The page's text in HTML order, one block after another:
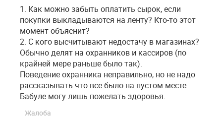
1. Как можно забыть оплатить сырок, если
покупки выкладываются на ленту? Кто-то этот
момент объяснит?
2. С кого высчитывают недостачу в магазинах?
Обычно делят на охранников и кассиров (по
крайней мере раньше было так).
Поведение охранника неправильно, но не надо
рассказывать что все было на пустом месте.
Бабуле могу лишь пожелать здоровья.
Жалоба